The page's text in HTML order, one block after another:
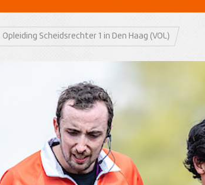
Opleiding Scheidsrechter 1 in Den Haag (VOL)